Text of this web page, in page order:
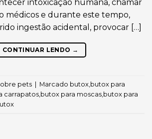
intoxicação humana, chamar
médicos e durante este tempo,
ingestão acidental, provocar […]
CONTINUAR LENDO →
pets Marcado butox butox para
carrapatos butox para moscas butox para